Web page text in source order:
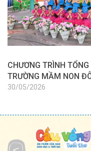
CHƯƠNG TRÌNH
TRƯỜNG MẦM NON
30/05/2026